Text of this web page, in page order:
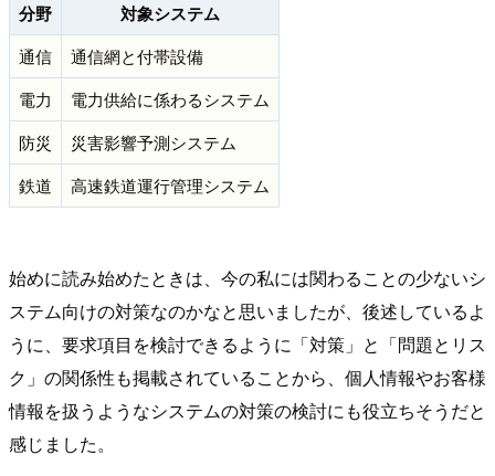
分野 対象システム
通信
通信網と付帯設備
電力
電力供給に係わるシステム
防災
災害影響予測システム
鉄道
高速鉄道運行管理システム
始めに読み始めたときは、今の私には関わることの少ないシ
ステム向けの対策なのかなと思いましたが、後述しているよ
うに、要求項目を検討できるように「対策」と「問題とリス
ク」の関係性も掲載されていることから、個人情報やお客様
情報を扱うようなシステムの対策の検討にも役立ちそうだと
感じました。